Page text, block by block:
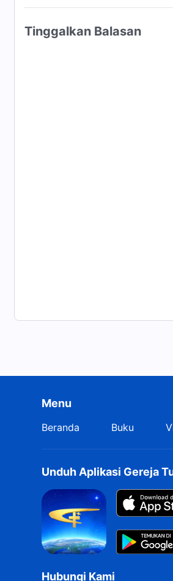
Tinggalkan Balasan
Menu
Beranda Buku
Unduh Aplikasi Gereja
Hubungi Kami